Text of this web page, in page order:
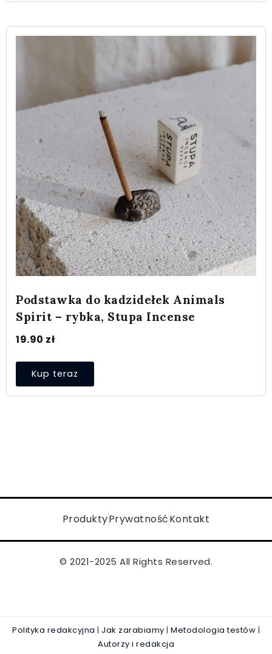
Podstawka do kadzidełek Animals
Spirit – rybka, Stupa Incense
19.90 zł
Kup teraz
ProduktyPrywatnośćKontakt
© 2021-2025 All Rights Reserved.
Polityka redakcyjna | Jak zarabiamy | Metodologia testów |
Autorzy i redakcja